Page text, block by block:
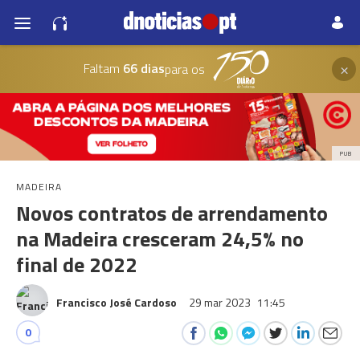
Faltam 66 diaspara os ×
PUB
MADEIRA
Novos contratos de arrendamento
na Madeira cresceram 24,5% no
final de 2022
Francisco José Cardoso 29 mar 2023 11:45
0